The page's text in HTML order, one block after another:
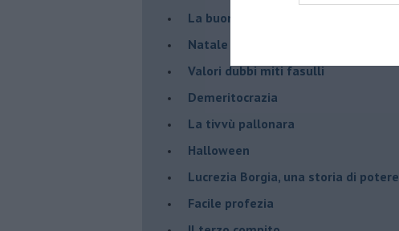
La buona notizia
Natale con l'elmetto
Valori dubbi miti fasulli
Demeritocrazia
La tivvù pallonara
Halloween
​Lucrezia Borgia, una storia di potere
Facile profezia